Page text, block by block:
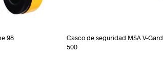
98
Casco de seguridad MSA V-Gard
500